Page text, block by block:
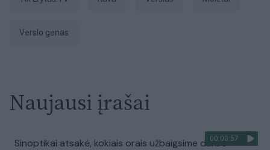
verslo genas
Naujausi įrašai
00:00:57
Sinoptikai atsakė, kokiais orais užbaigsime darbo